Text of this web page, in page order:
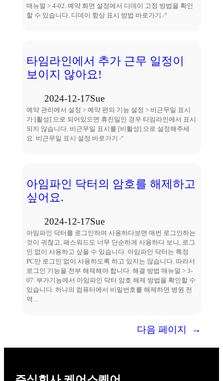
매뉴얼 > 4-02. 예약 화면 설정에서 디데이 고정 방법을 확인
할 수 있습니다. 디데이 항상 표시 방법 바로가기↗
타임라인에서 추가 근무 일정이
보이지 않아요!
2024-12-17Sue
예약 관리에서 설정 > 예약 편의 기능 설정 > 비근무일 표시
가 [활성] 으로 되어있으면 휴진일인 경우 타임라인에서 표시
되지 않습니다. 비근무일 표시를 [비활성] 으로 설정해주세
요. 비근무일 표시 설정 바로가기↗
아임파인 닥터의 암호를 해제하고
싶어요.
2024-12-17Sue
아임파인 닥터를 로그인하여 사용하다보면 매번 로그인하는
것이 귀찮고, 패스워드도 너무 단순하게 사용하다 보니, 로그
인 없이 사용하고 싶을 수 있습니다. 아임파인 닥터는 특정
PC만 로그인 없이 사용하도록 하고 있지는 않습니다. 따라서
로그인 기능을 전부 해제해야 합니다. 해결 방법 매뉴얼 > 3-
07. 부가기능에서 아임파인 닥터 암호 해제 방법을 확인할 수
있습니다. 하나의 컴퓨터에서 비밀번호를 해제하면 병원 전
역…
다음 페이지 →